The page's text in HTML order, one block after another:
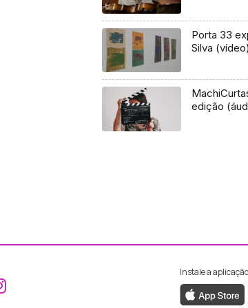
Porta 33
Silva (vídeo)
edição
ao Facebook da RTP
Aceder ao Instagram da RTP
Instale a aplicação